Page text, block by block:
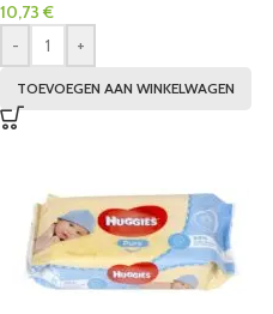
10,73 €
-
+
TOEVOEGEN AAN WINKELWAGEN